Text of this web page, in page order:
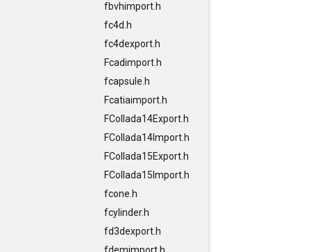
fbvhimport.h
fc4d.h
fc4dexport.h
Fcadimport.h
fcapsule.h
Fcatiaimport.h
FCollada14Export.h
FCollada14Import.h
FCollada15Export.h
FCollada15Import.h
fcone.h
fcylinder.h
fd3dexport.h